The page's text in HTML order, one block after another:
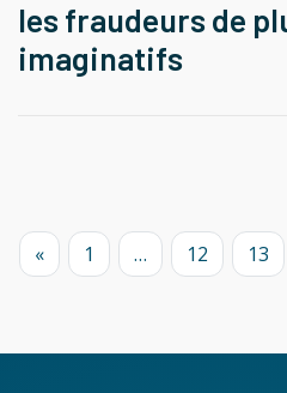
les fraudeurs de
imaginatifs
« 1 … 12 13